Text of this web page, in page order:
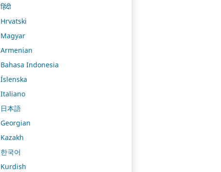
हिंदी
Hrvatski
Magyar
Armenian
Bahasa Indonesia
Íslenska
Italiano
日本語
Georgian
Kazakh
한국어
Kurdish